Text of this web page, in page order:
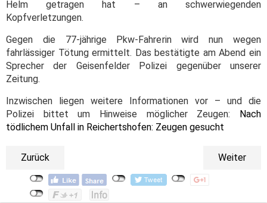
Helm getragen hat – an schwerwiegenden
Kopfverletzungen.
Gegen die 77-jährige Pkw-Fahrerin wird nun wegen
fahrlässiger Tötung ermittelt. Das bestätigte am Abend ein
Sprecher der Geisenfelder Polizei gegenüber unserer
Zeitung.
Inzwischen liegen weitere Informationen vor – und die
Polizei bittet um Hinweise möglicher Zeugen: Nach
tödlichem Unfall in Reichertshofen: Zeugen gesucht
Zurück Weiter